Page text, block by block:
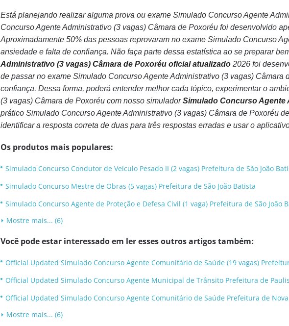
Está planejando realizar alguma prova ou exame Simulado Concurso Agente
Concurso Agente Administrativo (3 vagas) Câmara de Poxoréu foi desenvolvido
Aproximadamente 50% das pessoas reprovaram no exame Simulado Concurso
ansiedade e falta de confiança. Não faça parte dessa estatística ao se preparar
Administrativo (3 vagas) Câmara de Poxoréu oficial atualizado2026 foi
de passar no exame Simulado Concurso Agente Administrativo (3 vagas)
confiança. Dessa forma, poderá entender melhor cada tópico, experimentar o
(3 vagas) Câmara de Poxoréu com nosso simuladorSimulado Concurso Agente
prático Simulado Concurso Agente Administrativo (3 vagas) Câmara de Poxoréu
identificar a resposta correta de duas para três respostas erradas e usar o
Os produtos mais populares:
Simulado Concurso Condutor de Veículo Pesado II (2 vagas) Prefeitura de São João
Simulado Concurso Mestre de Obras (5 vagas) Prefeitura de São João Batista
Simulado Concurso Agente de Proteção e Defesa Civil (1 vaga) Prefeitura de São João
Mostre mais... (6)
Você pode estar interessado em ler esses outros artigos também:
Official Updated Simulado Concurso Agente Comunitário de Saúde (19 vagas)
Official Updated Simulado Concurso Agente Municipal de Trânsito Prefeitura de
Official Updated Simulado Concurso Agente Comunitário de Saúde Prefeitura de
Mostre mais... (6)